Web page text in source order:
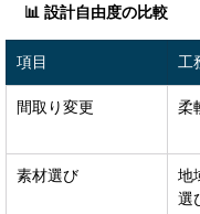
📊 設計自由度の比較
項目 工
間取り変更 柔
素材選び
地
選